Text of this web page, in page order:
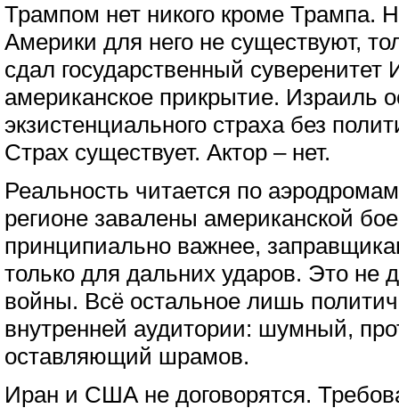
Трампом нет никого кроме Трампа.
Америки для него не существуют,
сдал государственный
американское прикрытие. Израиль
экзистенциального страха без
Страх существует. Актор – нет.
Реальность читается по
регионе завалены американской
принципиально важнее,
только для дальних ударов. Это не
войны. Всё остальное лишь
внутренней аудитории: шумный,
оставляющий шрамов.
Иран и США не договорятся.